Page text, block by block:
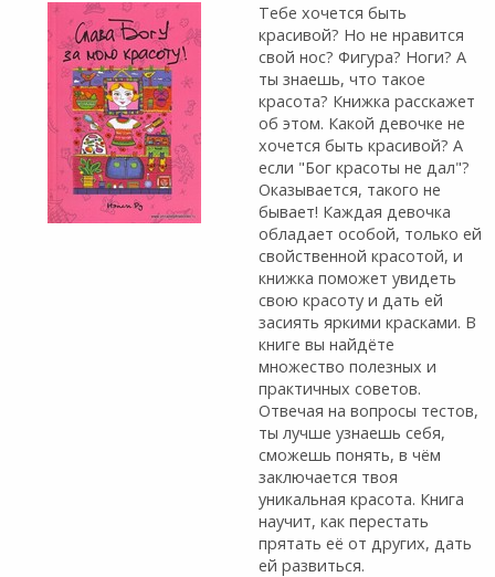
Тебе хочется быть
красивой? Но не нравится
свой нос? Фигура? Ноги? А
ты знаешь, что такое
красота? Книжка расскажет
об этом. Какой девочке не
хочется быть красивой? А
если "Бог красоты не дал"?
Оказывается, такого не
бывает! Каждая девочка
обладает особой, только ей
свойственной красотой, и
книжка поможет увидеть
свою красоту и дать ей
засиять яркими красками. В
книге вы найдёте
множество полезных и
практичных советов.
Отвечая на вопросы тестов,
ты лучше узнаешь себя,
сможешь понять, в чём
заключается твоя
уникальная красота. Книга
научит, как перестать
прятать её от других, дать
ей развиться.